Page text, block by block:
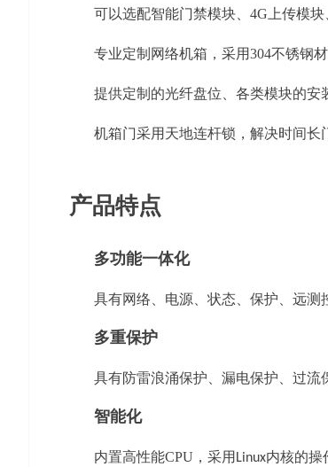
可以选配智能门禁模块、 4G 上传模
专业定制网络机箱，采用304不锈钢
提供定制的光纤盘位、各类模块的安
机箱门采用天地连杆锁，解决时间长
产品特点
多功能一体化
具有网络、电源、状态、保护、远测
多重保护
具有防雷浪涌保护、漏电保护、过流
智能化
内置高性能CPU ，采用 Linux内核的操